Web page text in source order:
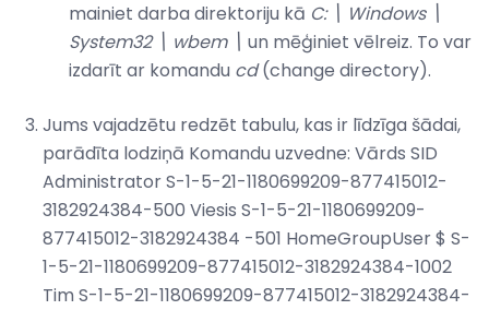
mainiet darba direktoriju kā C: \ Windows \
System32 \ wbem \ un mēģiniet vēlreiz. To var
izdarīt ar komandu cd(change directory).
Jums vajadzētu redzēt tabulu, kas ir līdzīga šādai,
parādīta lodziņā Komandu uzvedne: Vārds SID
Administrator S-1-5-21-1180699209-877415012-
3182924384-500 Viesis S-1-5-21-1180699209-
877415012-3182924384 -501 HomeGroupUser $ S-
1-5-21-1180699209-877415012-3182924384-1002
Tim S-1-5-21-1180699209-877415012-3182924384-